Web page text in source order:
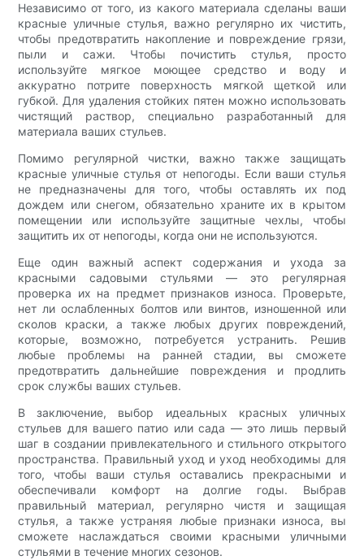
Независимо от того, из какого материала сделаны ваши
красные уличные стулья, важно регулярно их чистить,
чтобы предотвратить накопление и повреждение грязи,
пыли и сажи. Чтобы почистить стулья, просто
используйте мягкое моющее средство и воду и
аккуратно потрите поверхность мягкой щеткой или
губкой. Для удаления стойких пятен можно использовать
чистящий раствор, специально разработанный для
материала ваших стульев.
Помимо регулярной чистки, важно также защищать
красные уличные стулья от непогоды. Если ваши стулья
не предназначены для того, чтобы оставлять их под
дождем или снегом, обязательно храните их в крытом
помещении или используйте защитные чехлы, чтобы
защитить их от непогоды, когда они не используются.
Еще один важный аспект содержания и ухода за
красными садовыми стульями — это регулярная
проверка их на предмет признаков износа. Проверьте,
нет ли ослабленных болтов или винтов, изношенной или
сколов краски, а также любых других повреждений,
которые, возможно, потребуется устранить. Решив
любые проблемы на ранней стадии, вы сможете
предотвратить дальнейшие повреждения и продлить
срок службы ваших стульев.
В заключение, выбор идеальных красных уличных
стульев для вашего патио или сада — это лишь первый
шаг в создании привлекательного и стильного открытого
пространства. Правильный уход и уход необходимы для
того, чтобы ваши стулья оставались прекрасными и
обеспечивали комфорт на долгие годы. Выбрав
правильный материал, регулярно чистя и защищая
стулья, а также устраняя любые признаки износа, вы
сможете наслаждаться своими красными уличными
стульями в течение многих сезонов.